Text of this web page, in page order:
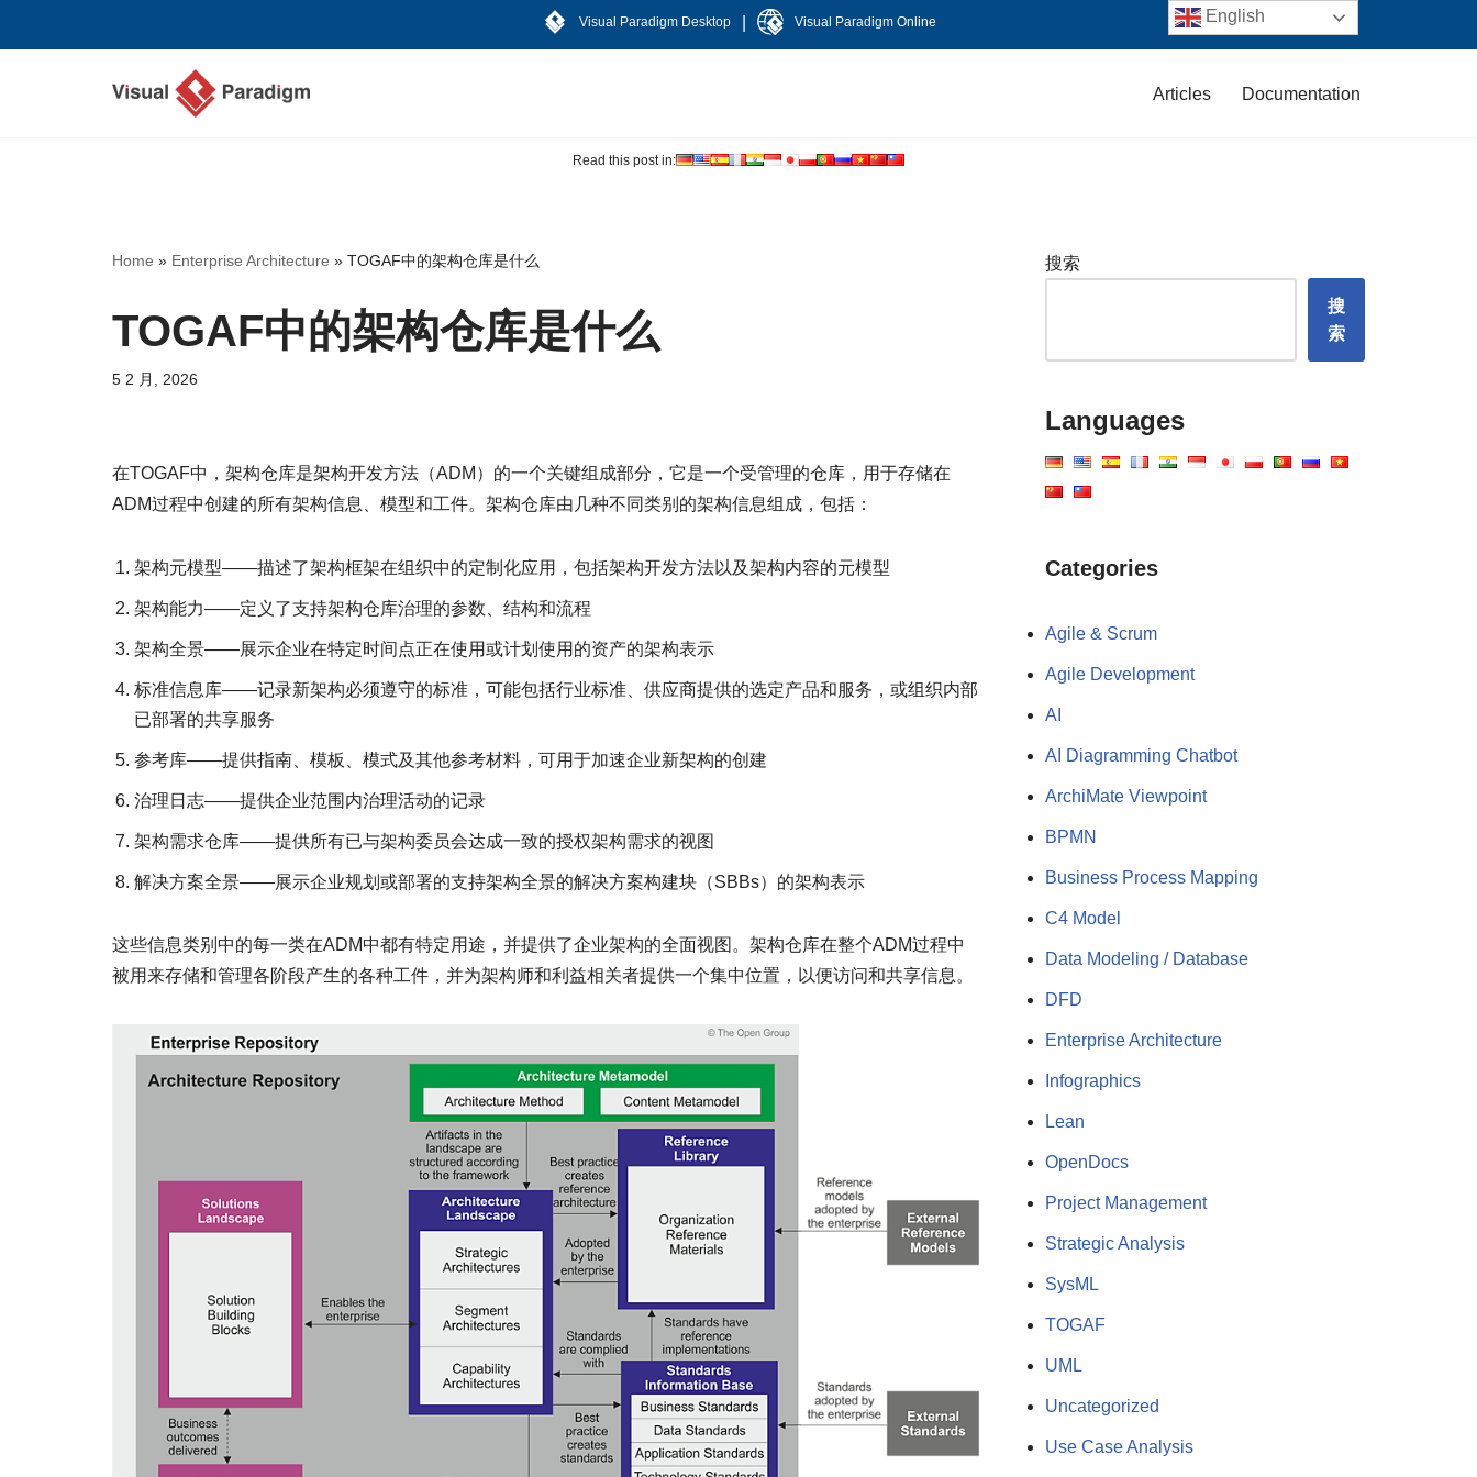
Visual Paradigm Desktop Visual Paradigm Online
Articles Documentation
Read this post in:
Home » Enterprise Architecture » TOGAF中的架构仓库是什么
TOGAF中的架构仓库是什么
5 2 月, 2026
在TOGAF中，架构仓库是架构开发方法（ADM）的一个关键组成部分，它是一个受管理的仓库，用于存储在
ADM过程中创建的所有架构信息、模型和工件。架构仓库由几种不同类别的架构信息组成，包括：
架构元模型——描述了架构框架在组织中的定制化应用，包括架构开发方法以及架构内容的元模型
架构能力——定义了支持架构仓库治理的参数、结构和流程
架构全景——展示企业在特定时间点正在使用或计划使用的资产的架构表示
标准信息库——记录新架构必须遵守的标准，可能包括行业标准、供应商提供的选定产品和服务，或组织内部
已部署的共享服务
参考库——提供指南、模板、模式及其他参考材料，可用于加速企业新架构的创建
治理日志——提供企业范围内治理活动的记录
架构需求仓库——提供所有已与架构委员会达成一致的授权架构需求的视图
解决方案全景——展示企业规划或部署的支持架构全景的解决方案构建块（SBBs）的架构表示
这些信息类别中的每一类在ADM中都有特定用途，并提供了企业架构的全面视图。架构仓库在整个ADM过程中
被用来存储和管理各阶段产生的各种工件，并为架构师和利益相关者提供一个集中位置，以便访问和共享信息。
搜索
搜
索
Languages
Categories
Agile & Scrum
Agile Development
AI
AI Diagramming Chatbot
ArchiMate Viewpoint
BPMN
Business Process Mapping
C4 Model
Data Modeling / Database
DFD
Enterprise Architecture
Infographics
Lean
OpenDocs
Project Management
Strategic Analysis
SysML
TOGAF
UML
Uncategorized
Use Case Analysis
English